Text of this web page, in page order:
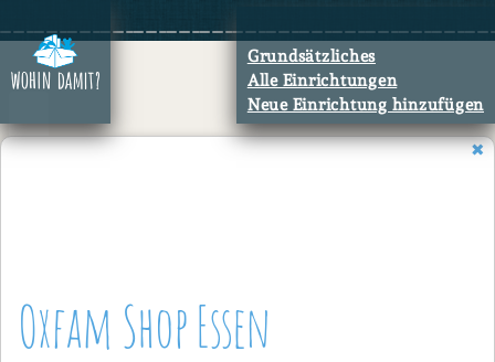
Inhalt
springen
Grundsätzliches
Alle Einrichtungen
Neue Einrichtung hinzufügen
Oxfam Shop Essen